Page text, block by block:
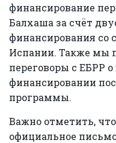
финансирование
Балхаша за счёт
финансирования со
Испании. Также мы
переговоры с ЕБРР
финансировании
программы.
Важно отметить,
официальное